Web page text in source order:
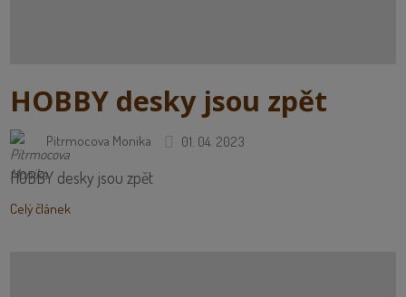
HOBBY desky jsou zpět
Pitrmocova Monika 01. 04. 2023
HOBBY desky jsou zpět
Celý článek